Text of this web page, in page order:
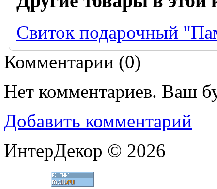
Свиток подарочный
Комментарии (0)
Нет комментариев. Ваш
Добавить комментарий
ИнтерДекор © 2026